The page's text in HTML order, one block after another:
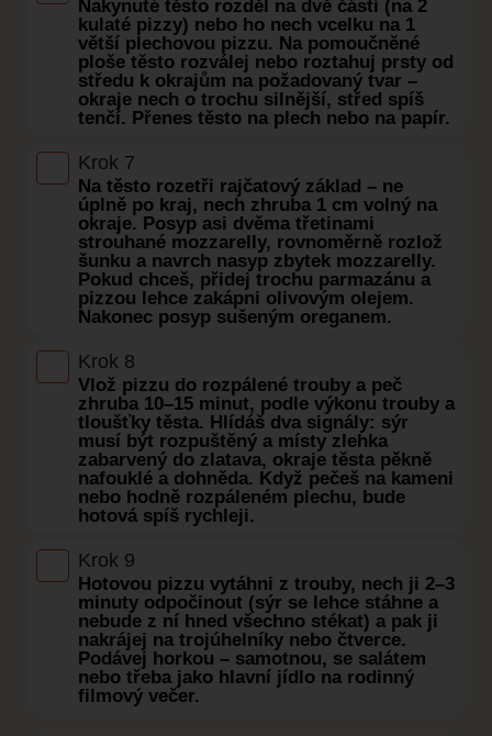
Nakynuté těsto rozděl na dvě části (na 2
kulaté pizzy) nebo ho nech vcelku na 1
větší plechovou pizzu. Na pomoučněné
ploše těsto rozválej nebo roztahuj prsty od
středu k okrajům na požadovaný tvar –
okraje nech o trochu silnější, střed spíš
tenčí. Přenes těsto na plech nebo na papír.
Krok 7
Na těsto rozetři rajčatový základ – ne
úplně po kraj, nech zhruba 1 cm volný na
okraje. Posyp asi dvěma třetinami
strouhané mozzarelly, rovnoměrně rozlož
šunku a navrch nasyp zbytek mozzarelly.
Pokud chceš, přidej trochu parmazánu a
pizzou lehce zakápni olivovým olejem.
Nakonec posyp sušeným oreganem.
Krok 8
Vlož pizzu do rozpálené trouby a peč
zhruba 10–15 minut, podle výkonu trouby a
tloušťky těsta. Hlídáš dva signály: sýr
musí být rozpuštěný a místy zlehka
zabarvený do zlatava, okraje těsta pěkně
nafouklé a dohněda. Když pečeš na kameni
nebo hodně rozpáleném plechu, bude
hotová spíš rychleji.
Krok 9
Hotovou pizzu vytáhni z trouby, nech ji 2–3
minuty odpočinout (sýr se lehce stáhne a
nebude z ní hned všechno stékat) a pak ji
nakrájej na trojúhelníky nebo čtverce.
Podávej horkou – samotnou, se salátem
nebo třeba jako hlavní jídlo na rodinný
filmový večer.